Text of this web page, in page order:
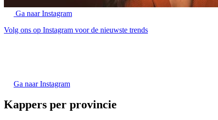
Ga naar Instagram
Volg ons op Instagram voor de nieuwste trends
Ga naar Instagram
Kappers per provincie